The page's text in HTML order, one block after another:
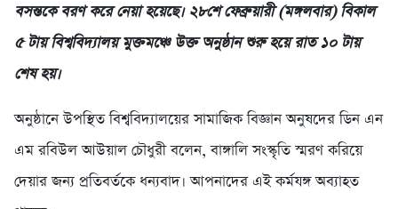
বসন্তকে বরণ করে নেয়া হয়েছে। ২৮শে ফেব্রুয়ারী (মঙ্গলবার) বিকাল
৫ টায় বিশ্ববিদ্যালয় মুক্তমঞ্চে উক্ত অনুষ্ঠান শুরু হয়ে রাত ১০ টায়
শেষ হয়।
অনুষ্ঠানে উপস্থিত বিশ্ববিদ্যালয়ের সামাজিক বিজ্ঞান অনুষদের ডিন এন
এম রবিউল আউয়াল চৌধুরী বলেন, বাঙ্গালি সংস্কৃতি স্মরণ করিয়ে
দেয়ার জন্য প্রতিবর্তকে ধন্যবাদ। আপনাদের এই কর্মযঙ্গ অব্যাহত